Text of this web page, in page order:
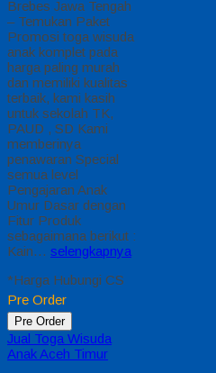
Brebes Jawa Tengah
– Temukan Paket
Promosi toga wisuda
anak komplet pada
harga paling murah
dan memiliki kualitas
terbaik, kami kasih
untuk sekolah TK,
PAUD , SD Kami
memberinya
penawaran Special
semua level
Pengajaran Anak
Umur Dasar dengan
Fitur Produk
sebagaimana berikut :
Kain… selengkapnya
*Harga Hubungi CS
Pre Order
Pre Order
Jual Toga Wisuda
Anak Aceh Timur